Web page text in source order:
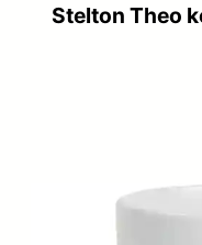
Stelton Theo